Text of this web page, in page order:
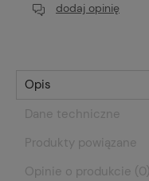
dodaj opinię
Opis
Dane techniczne
Produkty powiązane
Opinie o produkcie (0)